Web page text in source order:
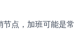
点，加班可能是常